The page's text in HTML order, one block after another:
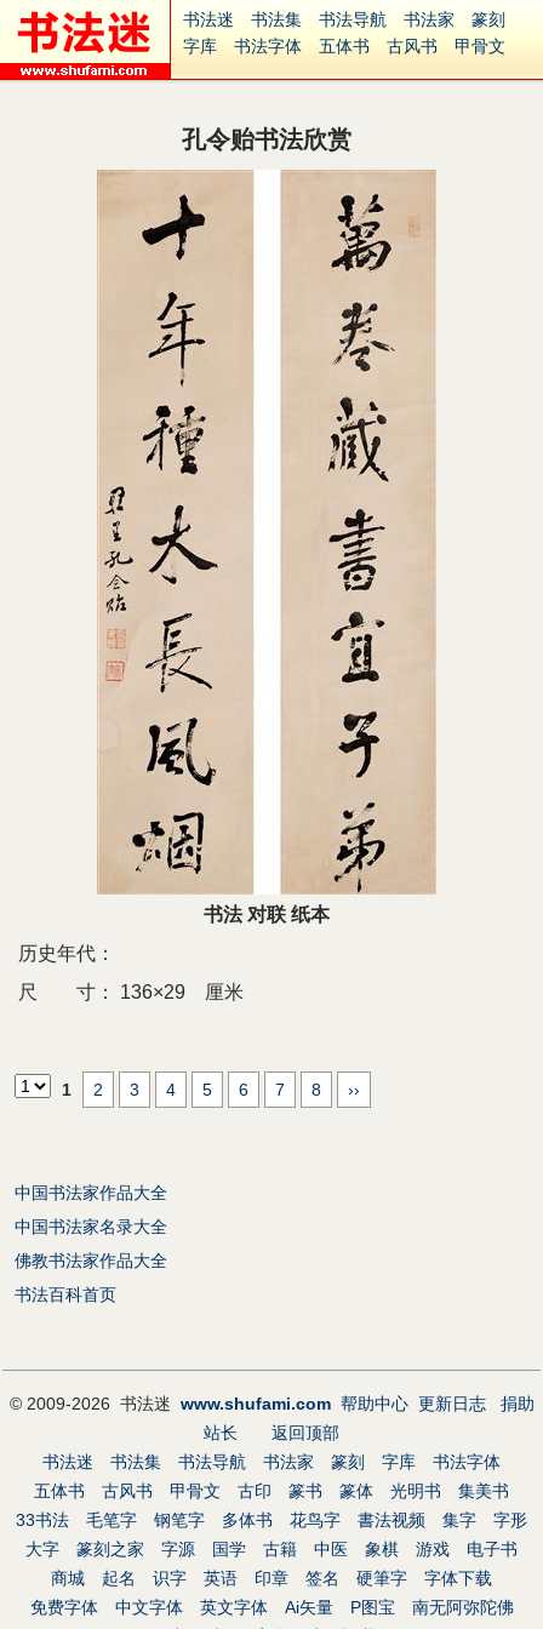
书法迷 书法集 书法导航 书法家
篆刻
字库
书法字体 五体书 古风书
甲骨文
集字
字形 大字 篆刻之家
古籍
中医 象棋 游戏
字体下载
中文字体
Ai矢量
南无阿弥陀佛
安全网站
繁體版
孔令贻书法欣赏
书法 对联 纸本
历史年代：
尺 寸：
136×29 厘米
1 2 3 4 5 6 7 8 ››
中国书法家作品大全
中国书法家名录大全
佛教书法家作品大全
书法百科首页
© 2009-2026 书法迷 www.shufami.com 帮助中心 更新日志
捐助
站长
返回顶部
书法迷
书法集 书法导航 书法家 篆刻 字库
书法字体
五体书
古风书 甲骨文 古印 篆书 篆体 光明书
集美书
33书法
毛笔字 钢笔字 多体书 花鸟字 書法视频 集字
字形
大字
篆刻之家 字源 国学 古籍 中医 象棋 游戏
电子书
商城
起名 识字 英语 印章 签名 硬筆字
字体下载
免费字体
中文字体 英文字体 Ai矢量 P图宝
南无阿弥陀佛